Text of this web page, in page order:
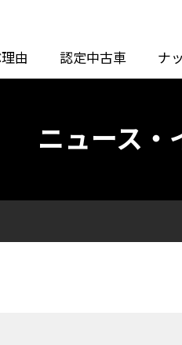
由 認定中古車 ナ
ニュース・